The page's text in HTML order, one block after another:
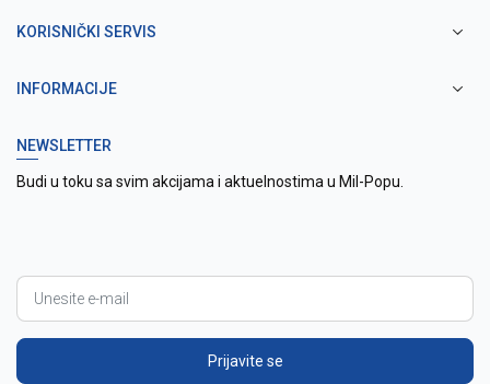
KORISNIČKI SERVIS
INFORMACIJE
NEWSLETTER
Budi u toku sa svim akcijama i aktuelnostima u Mil-Popu.
Prijavite se